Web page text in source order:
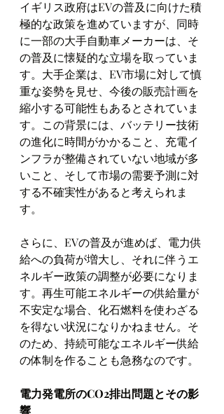
イギリス政府はEVの普及に向けた積
極的な政策を進めていますが、同時
に一部の大手自動車メーカーは、そ
の普及に懐疑的な立場を取っていま
す。大手企業は、EV市場に対して慎
重な姿勢を見せ、今後の販売計画を
縮小する可能性もあるとされていま
す。この背景には、バッテリー技術
の進化に時間がかかること、充電イ
ンフラが整備されていない地域が多
いこと、そして市場の需要予測に対
する不確実性があると考えられま
す。
さらに、EVの普及が進めば、電力供
給への負荷が増大し、それに伴うエ
ネルギー政策の調整が必要になりま
す。再生可能エネルギーの供給量が
不安定な場合、化石燃料を使わざる
を得ない状況になりかねません。そ
のため、持続可能なエネルギー供給
の体制を作ることも急務なのです。
電力発電所のCO2排出問題とその影
響